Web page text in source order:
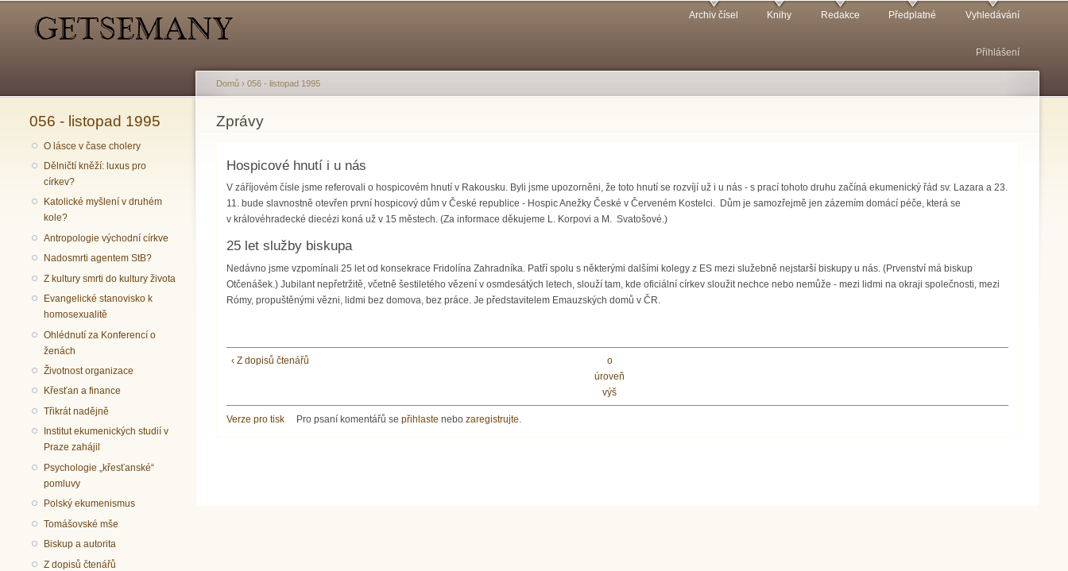
Archiv čísel Knihy Redakce Předplatné Vyhledávání
Přihlášení
056 - listopad 1995
O lásce v čase cholery
Dělničtí kněží: luxus pro
církev?
Katolické myšlení v druhém
kole?
Antropologie východní církve
Nadosmrti agentem StB?
Z kultury smrti do kultury života
Evangelické stanovisko k
homosexualitě
Ohlédnutí za Konferencí o
ženách
Životnost organizace
Křesťan a finance
Třikrát nadějně
Institut ekumenických studií v
Praze zahájil
Psychologie „křesťanské“
pomluvy
Polský ekumenismus
Tomášovské mše
Biskup a autorita
Z dopisů čtenářů
Jste zde
Domů › 056 - listopad 1995
Zprávy
Hospicové hnutí i u nás
V záříjovém čísle jsme referovali o hospicovém hnutí v Rakousku. Byli jsme upozorněni, že toto hnutí se rozvíjí už i u nás - s prací tohoto druhu začíná ekumenický řád sv. Lazara a 23.
11. bude slavnostně otevřen první hospicový dům v České republice - Hospic Anežky České v Červeném Kostelci. Dům je samozřejmě jen zázemím domácí péče, která se
v královéhradecké diecézi koná už v 15 městech. (Za informace děkujeme L. Korpovi a M. Svatošové.)
25 let služby biskupa
Nedávno jsme vzpomínali 25 let od konsekrace Fridolína Zahradníka. Patří spolu s některými dalšími kolegy z ES mezi služebně nejstarší biskupy u nás. (Prvenství má biskup
Otčenášek.) Jubilant nepřetržitě, včetně šestiletého vězení v osmdesátých letech, slouží tam, kde oficiální církev sloužit nechce nebo nemůže - mezi lidmi na okraji společnosti, mezi
Rómy, propuštěnými vězni, lidmi bez domova, bez práce. Je představitelem Emauzských domů v ČR.
‹ Z dopisů čtenářů
o
úroveň
výš
Verze pro tisk Pro psaní komentářů sepřihlaste nebozaregistrujte.